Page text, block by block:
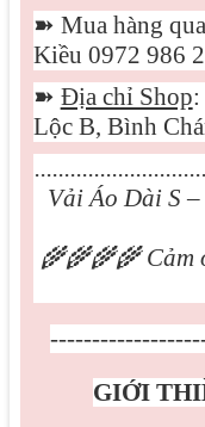
➽ Mua hàng
Kiều 0972 986
➽ Địa chỉ Shop
Lộc B, Bình
Vải Áo Dài S
🌾🌾🌾🌾Cảm
GIỚI